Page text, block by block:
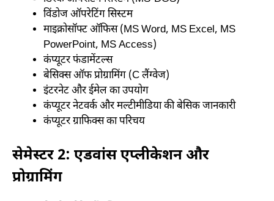
विंडोज ऑपरेटिंग सिस्टम
माइक्रोसॉफ्ट ऑफिस (MS Word, MS Excel, MS
PowerPoint, MS Access)
कंप्यूटर फंडामेंटल्स
बेसिक्स ऑफ प्रोग्रामिंग (C लैंग्वेज)
इंटरनेट और ईमेल का उपयोग
कंप्यूटर नेटवर्क और मल्टीमीडिया की बेसिक जानकारी
कंप्यूटर ग्राफिक्स का परिचय
सेमेस्टर 2: एडवांस एप्लीकेशन और
प्रोग्रामिंग